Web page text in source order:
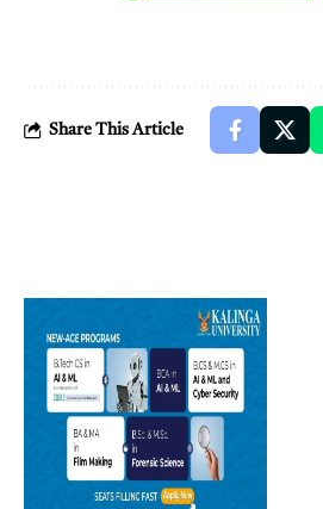
Share This Article